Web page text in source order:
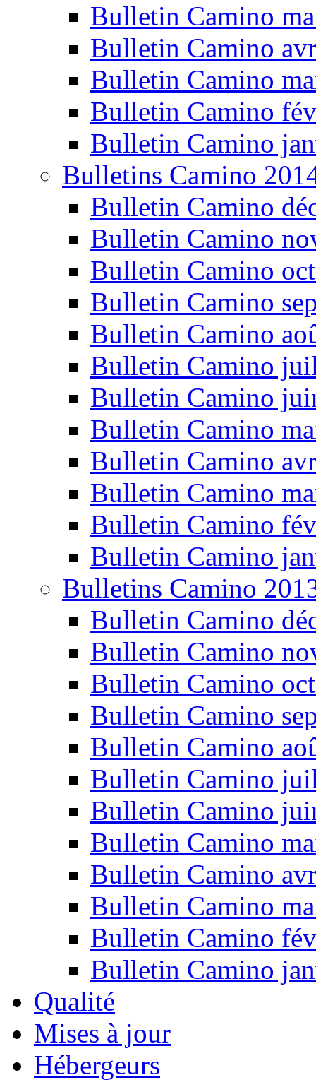
Bulletin Camino
Bulletin Camino
Bulletin Camino
Bulletin Camino
Bulletin Camino
Bulletins Camino
Bulletin Camino
Bulletin Camino
Bulletin Camino
Bulletin Camino
Bulletin Camino
Bulletin Camino
Bulletin Camino
Bulletin Camino
Bulletin Camino
Bulletin Camino
Bulletin Camino
Bulletin Camino
Bulletins Camino
Bulletin Camino
Bulletin Camino
Bulletin Camino
Bulletin Camino
Bulletin Camino
Bulletin Camino
Bulletin Camino
Bulletin Camino
Bulletin Camino
Bulletin Camino
Bulletin Camino
Bulletin Camino
Qualité
Mises à jour
Hébergeurs